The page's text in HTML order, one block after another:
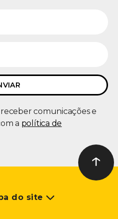
comunicações e
a política de
Ir ao
↑
do site